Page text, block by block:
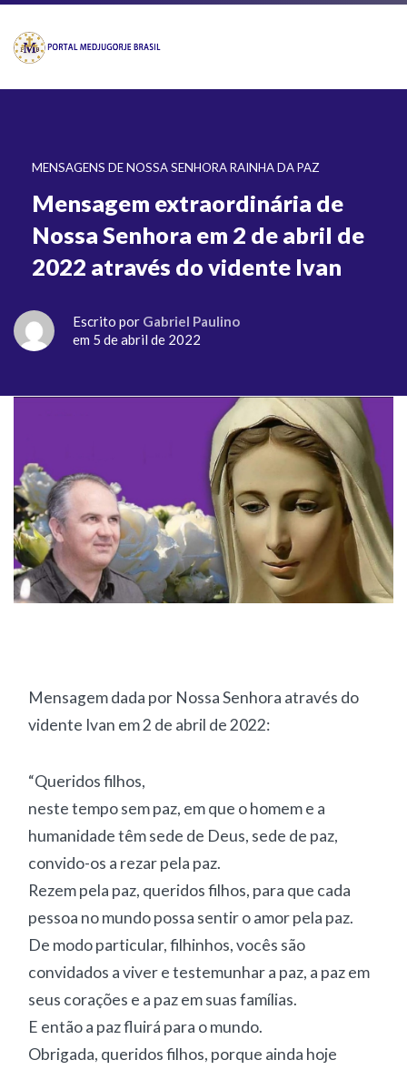
MENSAGENS DE NOSSA SENHORA RAINHA DA PAZ
Mensagem extraordinária de
Nossa Senhora em 2 de abril de
2022 através do vidente Ivan
Escrito por Gabriel Paulino
em 5 de abril de 2022
Mensagem dada por Nossa Senhora através do
vidente Ivan em 2 de abril de 2022:
“Queridos filhos,
neste tempo sem paz, em que o homem e a
humanidade têm sede de Deus, sede de paz,
convido-os a rezar pela paz.
Rezem pela paz, queridos filhos, para que cada
pessoa no mundo possa sentir o amor pela paz.
De modo particular, filhinhos, vocês são
convidados a viver e testemunhar a paz, a paz em
seus corações e a paz em suas famílias.
E então a paz fluirá para o mundo.
Obrigada, queridos filhos, porque ainda hoje